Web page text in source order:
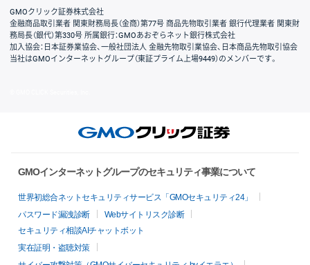
GMOクリック証券株式会社
金融商品取引業者 関東財務局長（金商）第77号 商品先物取引業者 銀行代理業者 関東財
務局長（銀代）第330号 所属銀行：GMOあおぞらネット銀行株式会社
加入協会：日本証券業協会、一般社団法人 金融先物取引業協会、日本商品先物取引協会
当社はGMOインターネットグループ（東証プライム上場9449）のメンバーです。
GMOインターネットグループのセキュリティ事業について
世界初総合ネットセキュリティサービス「GMOセキュリティ24」
パスワード漏洩診断
Webサイトリスク診断
セキュリティ相談AIチャットボット
実在証明・盗聴対策